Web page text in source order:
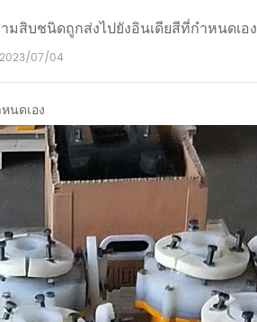
สิบชนิดถูกส่งไปยังอินเดียสีที่กำหนดเอง
2023/07/04
นดเอง